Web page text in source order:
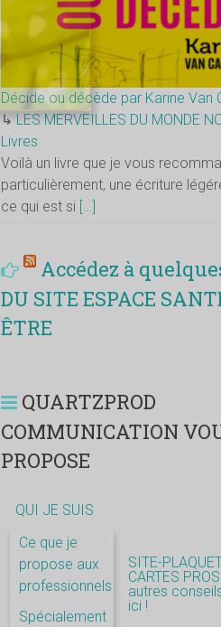
Décide ou décède par Karine Van
↳LES MERVEILLES DU MONDE
Livres
Voilà un livre que je vous
particulièrement, une écriture
ce qui est si […]
Accédez à
DU SITE ESPACE
ÊTRE
QUARTZPROD
COMMUNICATION
PROPOSE
QUI JE SUIS
Ce que je
propose aux
professionnels
Spécialement
SITE-
CARTES
autres
ici !